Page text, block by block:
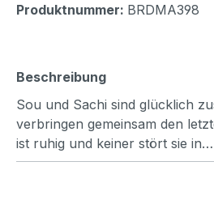
Produktnummer: BRDMA398
Beschreibung
Sou und Sachi sind glücklich
verbringen gemeinsam den
ist ruhig und keiner stört sie in…